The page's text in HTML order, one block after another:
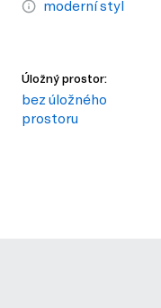
moderní styl
Úložný prostor:
bez úložného
prostoru